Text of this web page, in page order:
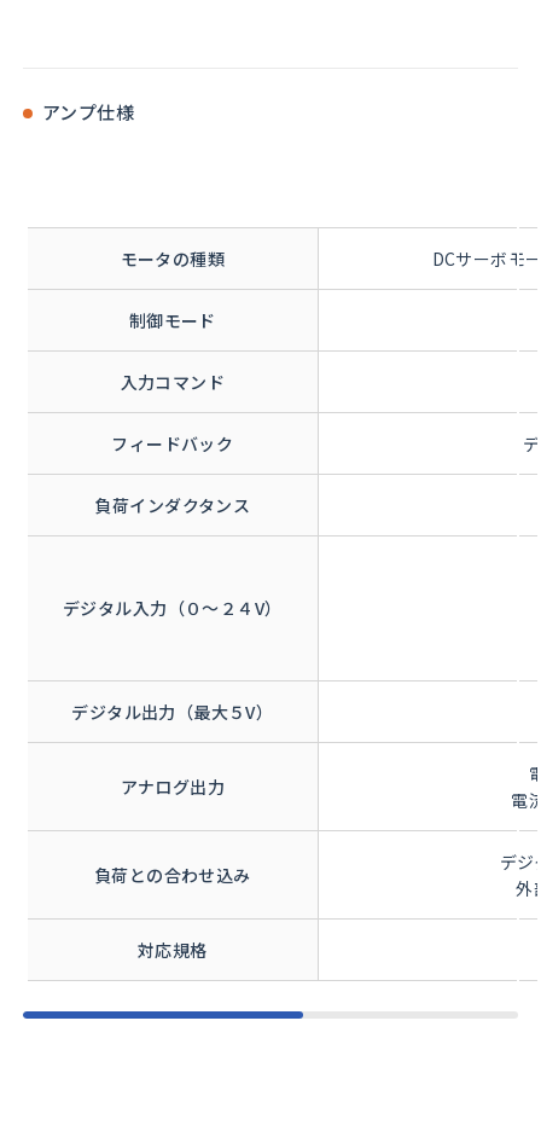
アンプ仕様
モータの種類 DCサーボモ
制御モード
入力コマンド
フィードバック
負荷インダクタンス
デジタル入力（０～２４V）
デジタル出力（最大５V）
アナログ出力
電
負荷との合わせ込み
デジ
外
対応規格